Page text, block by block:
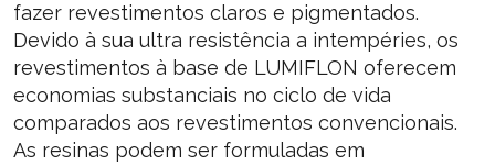
fazer revestimentos claros e pigmentados.
Devido à sua ultra resistência a intempéries, os
revestimentos à base de LUMIFLON oferecem
economias substanciais no ciclo de vida
comparados aos revestimentos convencionais.
As resinas podem ser formuladas em